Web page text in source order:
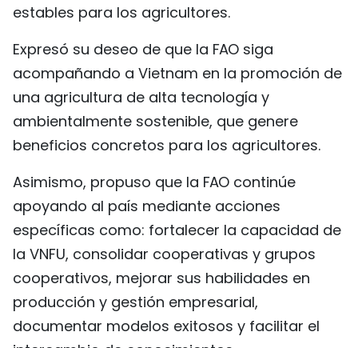
estables para los agricultores.
Expresó su deseo de que la FAO siga
acompañando a Vietnam en la promoción de
una agricultura de alta tecnología y
ambientalmente sostenible, que genere
beneficios concretos para los agricultores.
Asimismo, propuso que la FAO continúe
apoyando al país mediante acciones
específicas como: fortalecer la capacidad de
la VNFU, consolidar cooperativas y grupos
cooperativos, mejorar sus habilidades en
producción y gestión empresarial,
documentar modelos exitosos y facilitar el